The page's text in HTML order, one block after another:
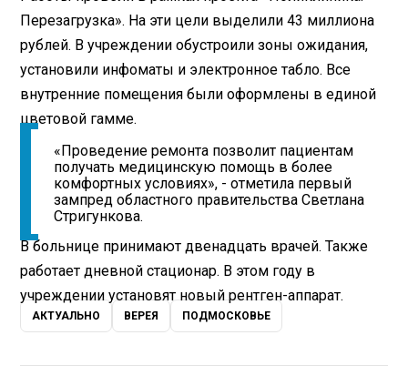
Перезагрузка». На эти цели выделили 43 миллиона
рублей. В учреждении обустроили зоны ожидания,
установили инфоматы и электронное табло. Все
внутренние помещения были оформлены в единой
цветовой гамме.
«Проведение ремонта позволит пациентам
получать медицинскую помощь в более
комфортных условиях», - отметила первый
зампред областного правительства Светлана
Стригункова.
В больнице принимают двенадцать врачей. Также
работает дневной стационар. В этом году в
учреждении установят новый рентген-аппарат.
АКТУАЛЬНО ВЕРЕЯ ПОДМОСКОВЬЕ